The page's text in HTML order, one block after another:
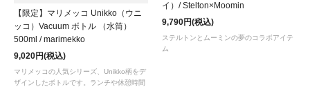
【限定】マリメッコ Unikko（ウニ
ッコ）Vacuum ボトル （水筒）
500ml / marimekko
9,020円(税込)
マリメッコの人気シリーズ、Unikko柄をデ
ザインしたボトルです。ランチや休憩時間
イ）/ Stelton×Moomin
9,790円(税込)
ステルトンとムーミンの夢のコラボアイテ
ム